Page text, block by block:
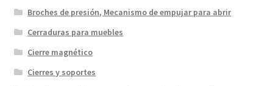
Broches de presión, Mecanismo de empujar para abrir
Cerraduras para muebles
Cierre magnético
Cierres y soportes